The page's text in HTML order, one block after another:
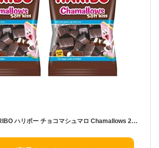
【海外発送】HARIBO ハリボー チョコマシュマロ Chamallows 200g x 2個セット